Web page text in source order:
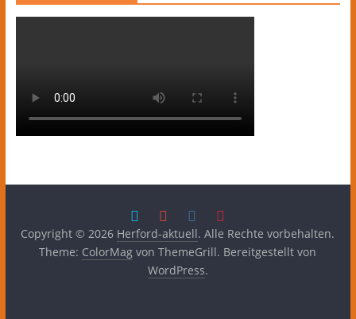
Copyright © 2026 Herford-aktuell. Alle Rechte vorbehalten.
Theme: ColorMag von ThemeGrill. Bereitgestellt von
WordPress.